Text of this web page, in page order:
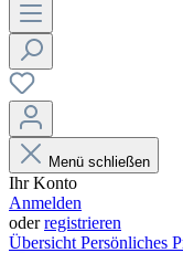
Menü schließen
Ihr Konto
Anmelden
oderregistrieren
Übersicht Persönliches